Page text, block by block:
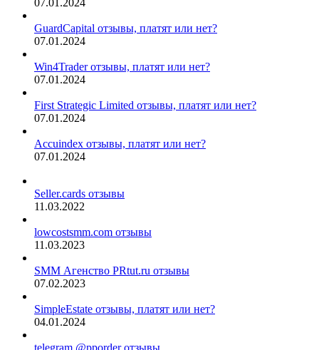
07.01.2024
GuardCapital отзывы, платят или нет?
07.01.2024
Win4Trader отзывы, платят или нет?
07.01.2024
First Strategic Limited отзывы, платят или нет?
07.01.2024
Accuindex отзывы, платят или нет?
07.01.2024
Seller.cards отзывы
11.03.2022
lowcostsmm.com отзывы
11.03.2023
SMM Агенство PRtut.ru отзывы
07.02.2023
SimpleEstate отзывы, платят или нет?
04.01.2024
telegram @pporder отзывы